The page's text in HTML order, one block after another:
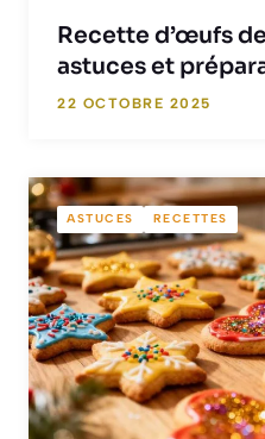
Recette d’œufs
astuces et
22 OCTOBRE 2025
ASTUCES RECETTES